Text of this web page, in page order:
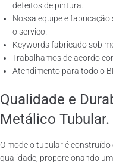
defeitos de pintura.
Nossa equipe e
o serviço.
Keywords fabricado sob
Trabalhamos de acordo
Atendimento para todo o
Qualidade e
Metálico Tubular.
O modelo tubular é
qualidade, proporcionando